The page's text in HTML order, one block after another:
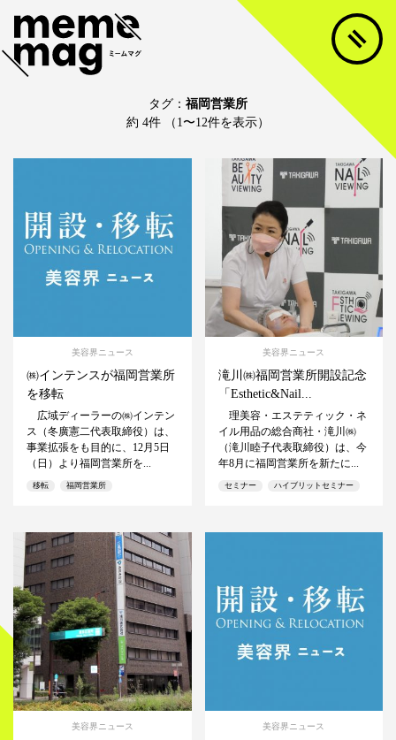
タグ： 福岡営業所
約 4件 （1〜12件を表示）
美容界ニュース
㈱インテンスが福岡営業所
を移転
広域ディーラーの㈱インテン
ス（冬廣憲二代表取締役）は、
事業拡張をも目的に、12月5日
（日）より福岡営業所を...
移転 福岡営業所
美容界ニュース
滝川㈱福岡営業所開設記念
「Esthetic&Nail...
理美容・エステティック・ネ
イル用品の総合商社・滝川㈱
（滝川睦子代表取締役）は、今
年8月に福岡営業所を新たに...
セミナー ハイブリットセミナー
美容界ニュース 美容界ニュース